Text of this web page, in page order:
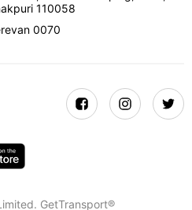
110058
0070
GetTransport®